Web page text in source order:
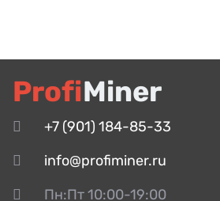
ProfiMiner
+7 (901) 184-85-33
info@profiminer.ru
Пн:Пт 10:00-19:00